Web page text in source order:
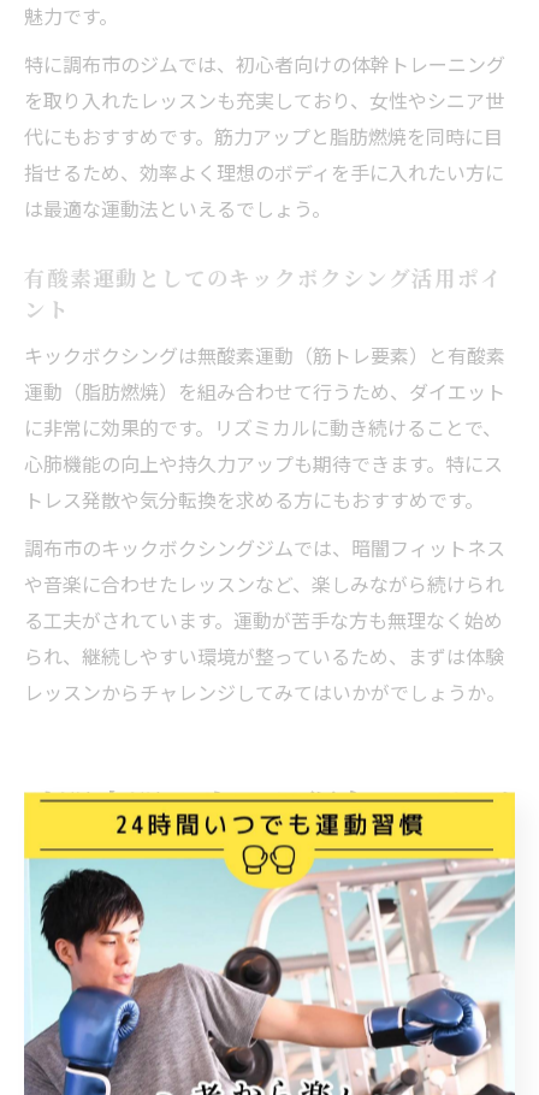
魅力です。
特に調布市のジムでは、初心者向けの体幹トレーニング
を取り入れたレッスンも充実しており、女性やシニア世
代にもおすすめです。筋力アップと脂肪燃焼を同時に目
指せるため、効率よく理想のボディを手に入れたい方に
は最適な運動法といえるでしょう。
有酸素運動としてのキックボクシング活用ポイ
ント
キックボクシングは無酸素運動（筋トレ要素）と有酸素
運動（脂肪燃焼）を組み合わせて行うため、ダイエット
に非常に効果的です。リズミカルに動き続けることで、
心肺機能の向上や持久力アップも期待できます。特にス
トレス発散や気分転換を求める方にもおすすめです。
調布市のキックボクシングジムでは、暗闇フィットネス
や音楽に合わせたレッスンなど、楽しみながら続けられ
る工夫がされています。運動が苦手な方も無理なく始め
られ、継続しやすい環境が整っているため、まずは体験
レッスンからチャレンジしてみてはいかがでしょうか。
暗闇空間で楽しむ調布キックボ
クシング体験記
暗闇キックボクシングでストレス発散とダイエ
ット両立
暗闇キックボクシングは、東京都調布市でも注目される
ダイエット法の一つです。全身を使った運動で高い脂肪